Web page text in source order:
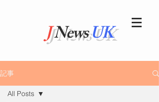
JNewsUK
記事
All Posts